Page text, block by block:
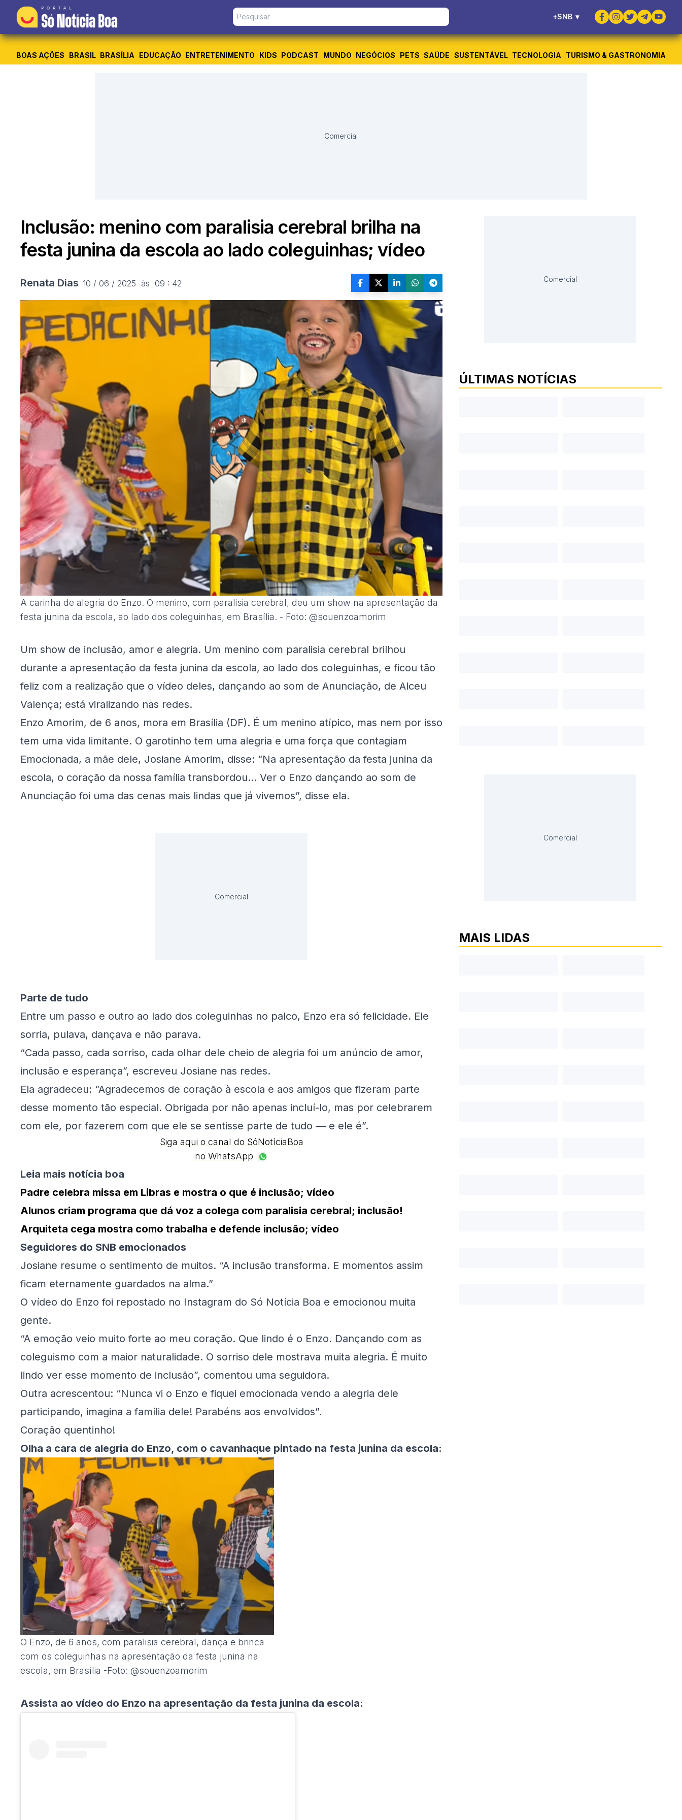
+SNB ▾
BOAS AÇÕES BRASIL BRASÍLIA EDUCAÇÃO ENTRETENIMENTO KIDS PODCAST MUNDO NEGÓCIOS PETS SAÚDE SUSTENTÁVEL TECNOLOGIA TURISMO & GASTRONOMIA
Comercial
Inclusão: menino com paralisia cerebral brilha na
festa junina da escola ao lado coleguinhas; vídeo
Renata Dias 10 / 06 / 2025  às  09 : 42
A carinha de alegria do Enzo. O menino, com paralisia cerebral, deu um show na apresentação da
festa junina da escola, ao lado dos coleguinhas, em Brasília. - Foto: @souenzoamorim
Um show de inclusão, amor e alegria. Um menino com paralisia cerebral brilhou
durante a apresentação da festa junina da escola, ao lado dos coleguinhas, e ficou tão
feliz com a realização que o vídeo deles, dançando ao som de Anunciação, de Alceu
Valença; está viralizando nas redes.
Enzo Amorim, de 6 anos, mora em Brasília (DF). É um menino atípico, mas nem por isso
tem uma vida limitante. O garotinho tem uma alegria e uma força que contagiam
Emocionada, a mãe dele, Josiane Amorim, disse: “Na apresentação da festa junina da
escola, o coração da nossa família transbordou… Ver o Enzo dançando ao som de
Anunciação foi uma das cenas mais lindas que já vivemos”, disse ela.
Comercial
Parte de tudo
Entre um passo e outro ao lado dos coleguinhas no palco, Enzo era só felicidade. Ele
sorria, pulava, dançava e não parava.
“Cada passo, cada sorriso, cada olhar dele cheio de alegria foi um anúncio de amor,
inclusão e esperança”, escreveu Josiane nas redes.
Ela agradeceu: “Agradecemos de coração à escola e aos amigos que fizeram parte
desse momento tão especial. Obrigada por não apenas incluí-lo, mas por celebrarem
com ele, por fazerem com que ele se sentisse parte de tudo — e ele é”.
Siga aqui o canal do SóNotíciaBoa
no WhatsApp
Leia mais notícia boa
Padre celebra missa em Libras e mostra o que é inclusão; vídeo
Alunos criam programa que dá voz a colega com paralisia cerebral; inclusão!
Arquiteta cega mostra como trabalha e defende inclusão; vídeo
Seguidores do SNB emocionados
Josiane resume o sentimento de muitos. “A inclusão transforma. E momentos assim
ficam eternamente guardados na alma.”
O vídeo do Enzo foi repostado no Instagram do Só Notícia Boa e emocionou muita
gente.
“A emoção veio muito forte ao meu coração. Que lindo é o Enzo. Dançando com as
coleguismo com a maior naturalidade. O sorriso dele mostrava muita alegria. É muito
lindo ver esse momento de inclusão”, comentou uma seguidora.
Outra acrescentou: “Nunca vi o Enzo e fiquei emocionada vendo a alegria dele
participando, imagina a família dele! Parabéns aos envolvidos”.
Coração quentinho!
Olha a cara de alegria do Enzo, com o cavanhaque pintado na festa junina da escola:
O Enzo, de 6 anos, com paralisia cerebral, dança e brinca
com os coleguinhas na apresentação da festa junina na
escola, em Brasília -Foto: @souenzoamorim
Assista ao vídeo do Enzo na apresentação da festa junina da escola:
Comercial
ÚLTIMAS NOTÍCIAS
Comercial
MAIS LIDAS